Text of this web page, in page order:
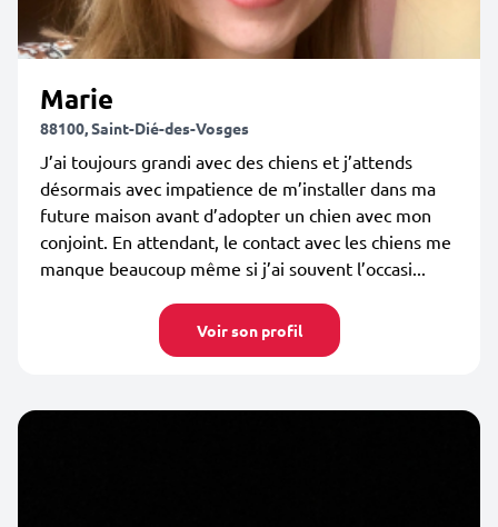
Marie
88100, Saint-Dié-des-Vosges
J’ai toujours grandi avec des chiens et j’attends
désormais avec impatience de m’installer dans ma
future maison avant d’adopter un chien avec mon
conjoint. En attendant, le contact avec les chiens me
manque beaucoup même si j’ai souvent l’occasi...
Voir son profil